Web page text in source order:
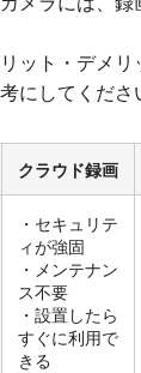
ット・デメリ
にしてくださ
クラウド録画
・セキュリテ
ィが強固
・メンテナン
ス不要
・設置したら
すぐに利用で
きる